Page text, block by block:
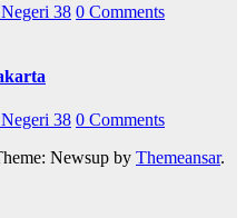
38 0 Comments
38 0 Comments
Newsup by Themeansar.